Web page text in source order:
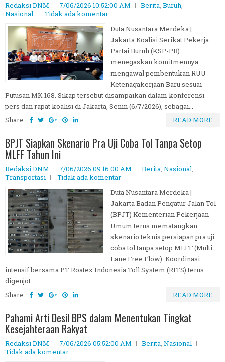
Redaksi DNM 7/06/2026 10:52:00 AM Berita, Buruh,
Nasional
Tidak ada komentar
Duta Nusantara Merdeka |
Jakarta Koalisi Serikat Pekerja–
Partai Buruh (KSP-PB)
menegaskan komitmennya
mengawal pembentukan RUU
Ketenagakerjaan Baru sesuai
Putusan MK 168. Sikap tersebut disampaikan dalam konferensi
pers dan rapat koalisi di Jakarta, Senin (6/7/2026), sebagai...
Share:
READ MORE
BPJT Siapkan Skenario Pra Uji Coba Tol Tanpa Setop
MLFF Tahun Ini
Redaksi DNM 7/06/2026 09:16:00 AM Berita, Nasional,
Transportasi
Tidak ada komentar
Duta Nusantara Merdeka |
Jakarta Badan Pengatur Jalan Tol
(BPJT) Kementerian Pekerjaan
Umum terus mematangkan
skenario teknis persiapan pra uji
coba tol tanpa setop MLFF (Multi
Lane Free Flow). Koordinasi
intensif bersama PT Roatex Indonesia Toll System (RITS) terus
digenjot...
Share:
READ MORE
Pahami Arti Desil BPS dalam Menentukan Tingkat
Kesejahteraan Rakyat
Redaksi DNM 7/06/2026 05:52:00 AM Berita, Nasional
Tidak ada komentar